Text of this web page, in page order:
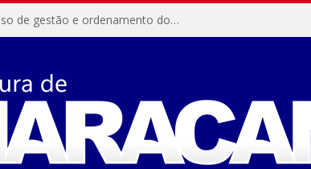
Resex Maracanã avança no processo de gestão e ordenamento do turismo em nossas áreas protegidas.